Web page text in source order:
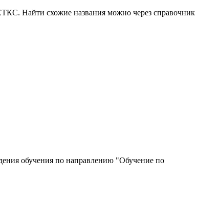
Найти схожие названия можно через справочник
обучения по направлению "Обучение по